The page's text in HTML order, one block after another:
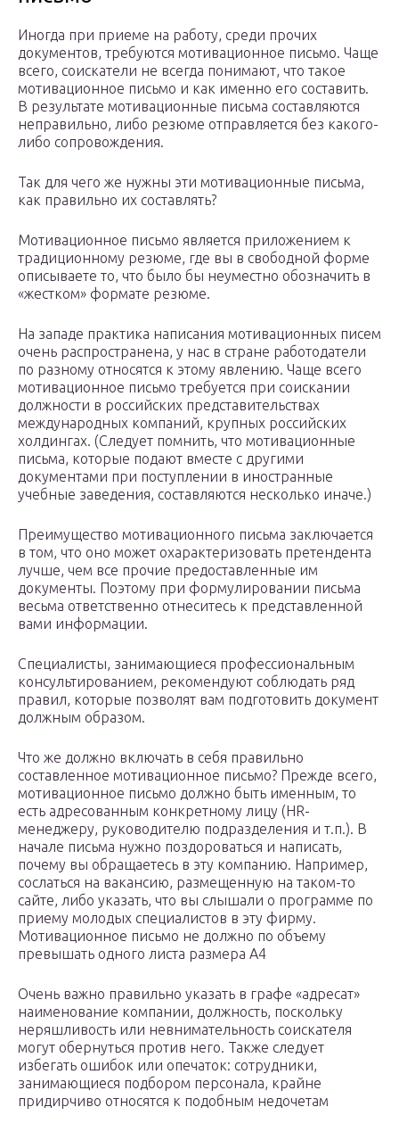
Иногда при приеме на работу, среди прочих
документов, требуются мотивационное письмо. Чаще
всего, соискатели не всегда понимают, что такое
мотивационное письмо и как именно его составить.
В результате мотивационные письма составляются
неправильно, либо резюме отправляется без какого-
либо сопровождения.
Так для чего же нужны эти мотивационные письма,
как правильно их составлять?
Мотивационное письмо является приложением к
традиционному резюме, где вы в свободной форме
описываете то, что было бы неуместно обозначить в
«жестком» формате резюме.
На западе практика написания мотивационных писем
очень распространена, у нас в стране работодатели
по разному относятся к этому явлению. Чаще всего
мотивационное письмо требуется при соискании
должности в российских представительствах
международных компаний, крупных российских
холдингах. (Следует помнить, что мотивационные
письма, которые подают вместе с другими
документами при поступлении в иностранные
учебные заведения, составляются несколько иначе.)
Преимущество мотивационного письма заключается
в том, что оно может охарак­те­ри­зовать претендента
лучше, чем все прочие предоставленные им
документы. Поэтому при формулировании письма
весьма ответственно отнеситесь к представленной
вами информации.
Специалисты, занимающиеся профессиональным
консультированием, рекомендуют соблюдать ряд
правил, которые позволят вам подготовить документ
должным образом.
Что же должно включать в себя правильно
составленное мотивационное письмо? Прежде всего,
мотивационное письмо должно быть именным, то
есть адресованным конкретному лицу (HR-
менеджеру, руководителю подразделения и т.п.). В
начале письма нужно поздороваться и написать,
почему вы обращаетесь в эту компанию. Например,
сослаться на вакансию, размещенную на таком-то
сайте, либо указать, что вы слышали о программе по
приему молодых специалистов в эту фирму.
Мотивационное письмо не должно по объему
превышать одного листа размера А4
Очень важно правильно указать в графе «адресат»
наименование компании, должность, поскольку
неряшливость или невнимательность соискателя
могут обернуться против него. Также следует
избегать ошибок или опечаток: сотрудники,
занимающиеся подбором персонала, крайне
придирчиво относятся к подобным недочетам